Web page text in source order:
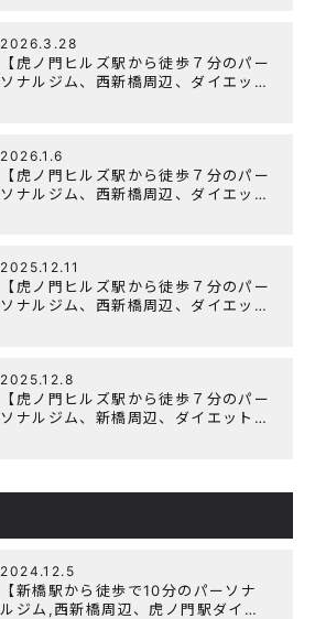
2026.3.28
【虎ノ門ヒルズ駅から徒歩７分のパー
ソナルジム、西新橋周辺、ダイエット
2026.1.6
【虎ノ門ヒルズ駅から徒歩７分のパー
ソナルジム、西新橋周辺、ダイエット
2025.12.11
【虎ノ門ヒルズ駅から徒歩７分のパー
ソナルジム、西新橋周辺、ダイエット
2025.12.8
【虎ノ門ヒルズ駅から徒歩７分のパー
ソナルジム、新橋周辺、ダイエットに
2024.12.5
【新橋駅から徒歩で10分のパーソナ
ルジム,西新橋周辺、虎ノ門駅ダイエ